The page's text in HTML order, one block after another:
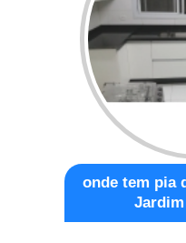
onde tem pia